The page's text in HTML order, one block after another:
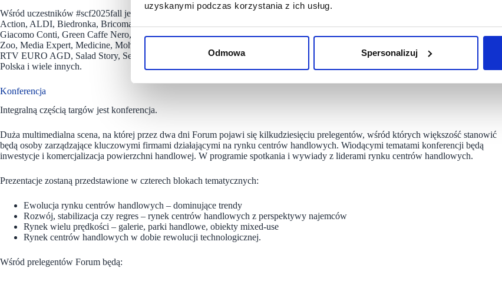
uzyskanymi podczas korzystania z ich usług.
Odmowa Spersonalizuj
Wśród uczestników #scf2025fall jest już kilkuset przedstawicieli zarządów i osoby odpowiedzialne za rozwój m.in. takich sieci jak:
Action, ALDI, Biedronka, Bricomarché, Burger King, Castorama Polska, Cropp, Cukiernia Sowa, Douglas, Empik, Fielmann,
Giacomo Conti, Green Caffe Nero, H&M, Hebe, House, Intermarché, Kaufland Polska, Kazar, KIK, Kodano Optyk, LAVARD, Maxi
Zoo, Media Expert, Medicine, Mohito, Netto, NKD Moda, Ochnik, Pandora Jewelry, PEPCO Poland, Popeyes, Reserved, Rituals,
RTV EURO AGD, Salad Story, Sephora, Sinsay, Tavex, TEDi, Vision Express, Wojas, Wyjątkowy Prezent, YES Biżuteria, Żabka
Polska i wiele innych.
Konferencja
Integralną częścią targów jest konferencja.
Duża multimedialna scena, na której przez dwa dni Forum pojawi się kilkudziesięciu prelegentów, wśród których większość stanowić
będą osoby zarządzające kluczowymi firmami działającymi na rynku centrów handlowych. Wiodącymi tematami konferencji będą
inwestycje i komercjalizacja powierzchni handlowej. W programie spotkania i wywiady z liderami rynku centrów handlowych.
Prezentacje zostaną przedstawione w czterech blokach tematycznych:
Ewolucja rynku centrów handlowych – dominujące trendy
Rozwój, stabilizacja czy regres – rynek centrów handlowych z perspektywy najemców
Rynek wielu prędkości – galerie, parki handlowe, obiekty mixed-use
Rynek centrów handlowych w dobie rewolucji technologicznej.
Wśród prelegentów Forum będą: